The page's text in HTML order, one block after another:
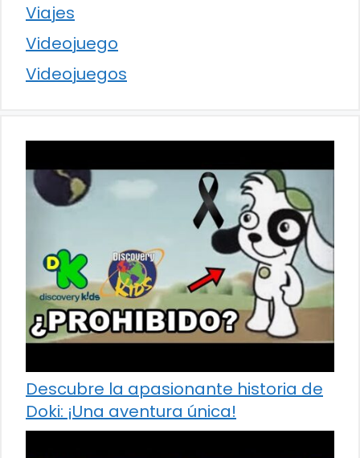
Viajes
Videojuego
Videojuegos
Descubre la apasionante historia de
Doki: ¡Una aventura única!